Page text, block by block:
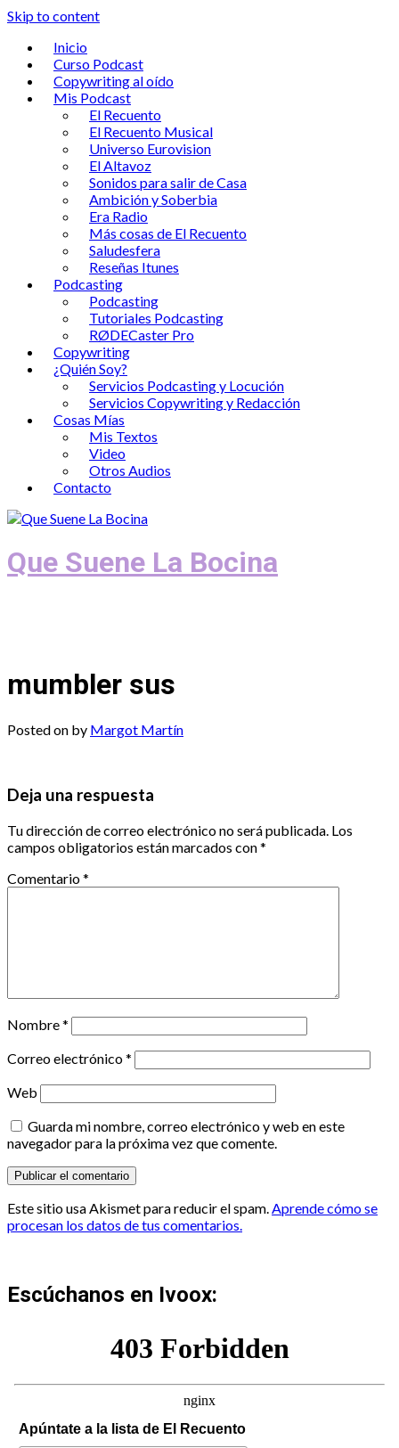
Skip to content
Inicio
Curso Podcast
Copywriting al oído
Mis Podcast
El Recuento
El Recuento Musical
Universo Eurovision
El Altavoz
Sonidos para salir de Casa
Ambición y Soberbia
Era Radio
Más cosas de El Recuento
Saludesfera
Reseñas Itunes
Podcasting
Podcasting
Tutoriales Podcasting
RØDECaster Pro
Copywriting
¿Quién Soy?
Servicios Podcasting y Locución
Servicios Copywriting y Redacción
Cosas Mías
Mis Textos
Video
Otros Audios
Contacto
Que Suene La Bocina
mumbler sus
Posted on by Margot Martín
Deja una respuesta
Tu dirección de correo electrónico no será publicada. Los
campos obligatorios están marcados con*
Comentario*
Nombre*
Correo electrónico*
Web
Guarda mi nombre, correo electrónico y web en este
navegador para la próxima vez que comente.
Este sitio usa Akismet para reducir el spam.Aprende cómo se
procesan los datos de tus comentarios.
Escúchanos en Ivoox:
Apúntate a la lista de El Recuento